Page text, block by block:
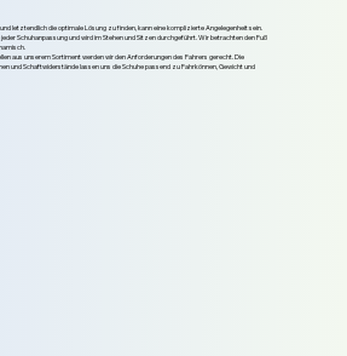
letztendlich die optimale Lösung zu finden, kann eine komplizierte Angelegenheit sein.
jeder Schuhanpassung und wird im Stehen und Sitzen durchgeführt. Wir betrachten den Fuß
aus unserem Sortiment werden wir den Anforderungen des Fahrers gerecht. Die
und Schaftwiderstände lassen uns die Schuhe passend zu Fahrkönnen, Gewicht und